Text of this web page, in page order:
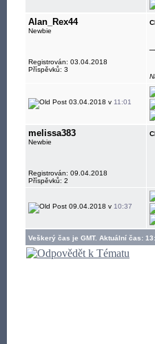
Alan_Rex44
Newbie
Registrován: 03.04.2018
Příspěvků: 3
03.04.2018 v 11:01
melissa383
Newbie
Registrován: 09.04.2018
Příspěvků: 2
09.04.2018 v 10:37
Veškerý čas je GMT. Aktuální čas: